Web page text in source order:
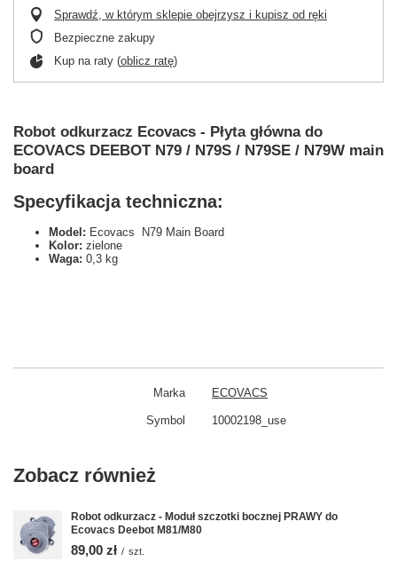
Sprawdź, w którym sklepie obejrzysz i kupisz od ręki
Bezpieczne zakupy
Kup na raty (oblicz ratę)
Robot odkurzacz Ecovacs - Płyta główna do
ECOVACS DEEBOT N79 / N79S / N79SE / N79W main
board
Specyfikacja techniczna:
Model: Ecovacs N79 Main Board
Kolor: zielone
Waga: 0,3 kg
Marka ECOVACS
Symbol 10002198_use
Zobacz również
Robot odkurzacz - Moduł szczotki bocznej PRAWY do
Ecovacs Deebot M81/M80
89,00 zł / szt.